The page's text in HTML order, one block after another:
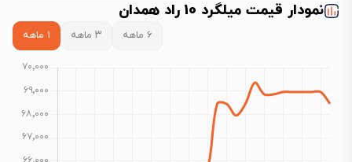
نمودار قیمت میلگرد 10 راد همدان
۶ ماهه ۳ ماهه ۱ ماهه